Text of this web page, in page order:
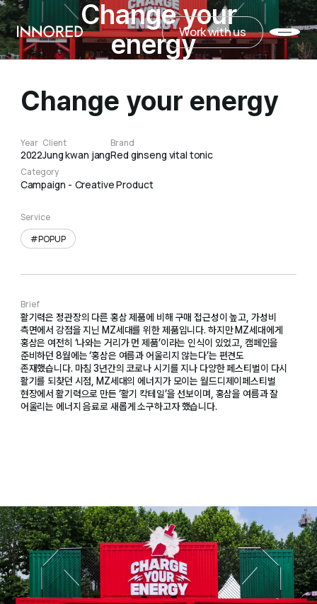
INNORED
Work with us
Work with us
Change your
energy
Change your energy
Year
2022
Client
Jung kwan jang
Brand
Red ginseng vital tonic
Category
Campaign Creative Product
Brief
활기력은 정관장의 다른 홍삼 제품에 비해 구매 접근성이 높고, 가성비
측면에서 강점을 지닌 MZ세대를 위한 제품입니다. 하지만 MZ세대에게
홍삼은 여전히 ‘나와는 거리가 먼 제품’이라는 인식이 있었고, 캠페인을
준비하던 8월에는 ‘홍삼은 여름과 어울리지 않는다’는 편견도
존재했습니다. 마침 3년간의 코로나 시기를 지나 다양한 페스티벌이 다시
활기를 되찾던 시점, MZ세대의 에너지가 모이는 월드디제이페스티벌
현장에서 활기력으로 만든 ‘활기 칵테일’을 선보이며, 홍삼을 여름과 잘
어울리는 에너지 음료로 새롭게 소구하고자 했습니다.
Service
#POPUP